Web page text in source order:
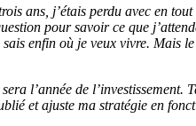
ans, j’étais perdu avec en
pour savoir ce que
enfin où je veux vivre. Mais
l’année de l’investissement.
et ajuste ma stratégie en